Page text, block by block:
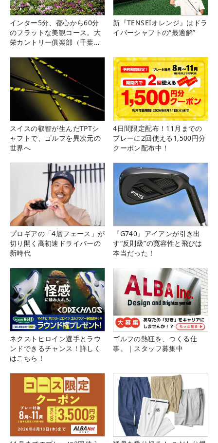
インター5分、都心から60分
のフラットな美観コース。大
栄カントリー俱楽部（千葉
新『TENSEIオレンジ』はドラ
イバーシャフトの“最適解”
スイスの叡智が生んだTPTシ
ャフトで、ゴルフを異次元の
世界へ
4日間限定配布！11月までの
プレーに2回使える1,500円分
クーポン配布中！
プロギアの「4層フェース」が
切り開く高初速ドライバーの
新時代
『G740』アイアンが引き出
す“反則級”の寛容性と飛びは
本当だった！
ネクストヒロイン選手とラウ
ンドできるチャンス！詳しく
はこちら！
ゴルフの熱狂を、つくる仕
事。｜スタッフ募集中